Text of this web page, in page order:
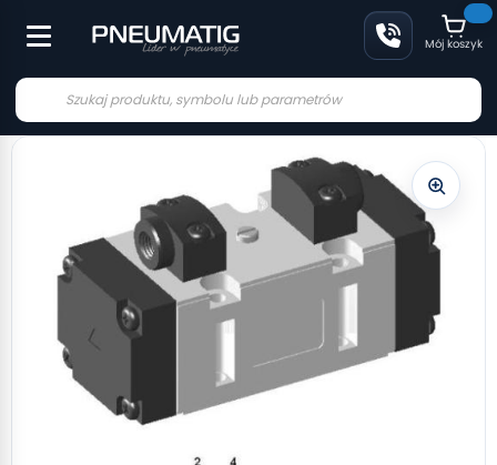
Mój koszyk